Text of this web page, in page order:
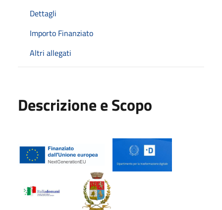
Dettagli
Importo Finanziato
Altri allegati
Descrizione e Scopo